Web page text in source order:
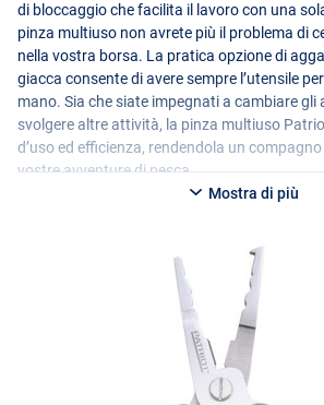
di bloccaggio che facilita il lavoro con una
pinza multiuso non avrete più il problema di
nella vostra borsa. La pratica opzione di
giacca consente di avere sempre l’utensile
mano. Sia che siate impegnati a cambiare gli
svolgere altre attività, la pinza multiuso
d’uso ed efficienza, rendendola un
vostre avventure di pesca.
Mostra di più